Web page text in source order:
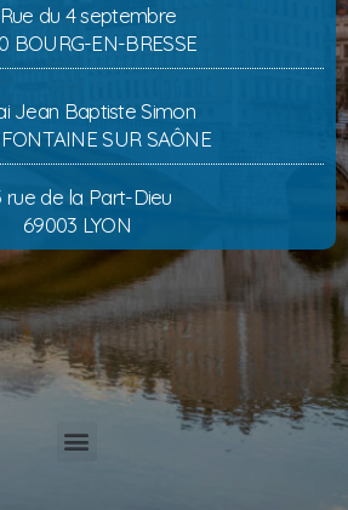
du 4 septembre
BOURG-EN-BRESSE
Jean Baptiste Simon
SUR SAÔNE
rue de la Part-Dieu
69003 LYON